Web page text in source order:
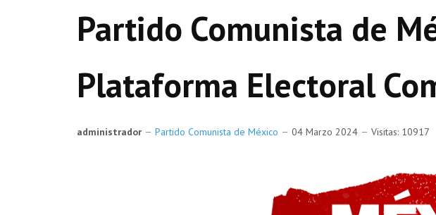
Partido Comunista de
Plataforma Electoral
administrador Partido Comunista de México 04 Marzo 2024 Visitas: 10917